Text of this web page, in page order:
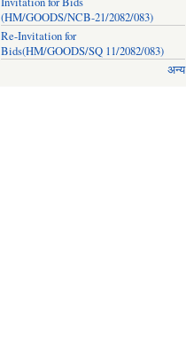
(HM/GOODS/NCB-21/2082/083)
Re-Invitation for
Bids(HM/GOODS/SQ 11/2082/083)
अन्य